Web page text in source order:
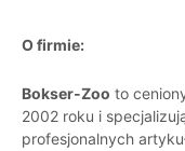
O firmie:
Bokser-Zoo to
2002 roku i
profesjonalnych